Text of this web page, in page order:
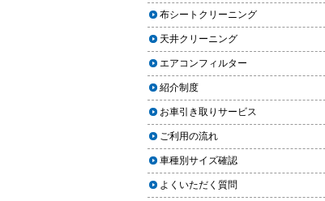
どこまでやるべき？目的別おすす
め内容と費用目安
【2026年版】車内クリーニングの
料金相場はいくら？内容別・業者
別に徹底比較
ヘッドライト黄ばみ取りの料金相
場｜イエローハット・オートバッ
クス・専門店を徹底比較【2026年
版】
【2026年版】イエローハットのカ
2024.03.23
埼玉のFMラジオ・NACK5で取り上げ
ていただきました
2024.03.22
埼玉本店が東京方面からこれまで以
上に利用しやすく
2024.02.29
2024年3月14日・臨時休業のお知らせ
2023.12.21
年末年始の予定（2023年-2024年）
布シートクリーニング
天井クリーニング
エアコンフィルター
紹介制度
お車引き取りサービス
ご利用の流れ
車種別サイズ確認
よくいただく質問